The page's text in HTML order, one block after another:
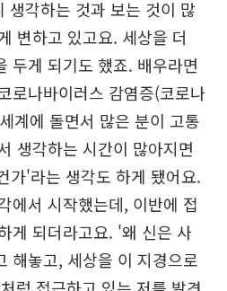
생각하는 것과 보는 것이 많
변하고 있고요. 세상을 더
두게 되기도 했죠. 배우라면
로나바이러스 감염증(코로나
계에 돌면서 많은 분이 고통
생각하는 시간이 많아지면
가'라는 생각도 하게 됐어요.
에서 시작했는데, 이반에 접
게 되더라고요. '왜 신은 사
해놓고, 세상을 이 지경으로